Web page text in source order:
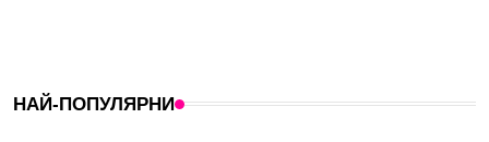
НАЙ-ПОПУЛЯРНИ